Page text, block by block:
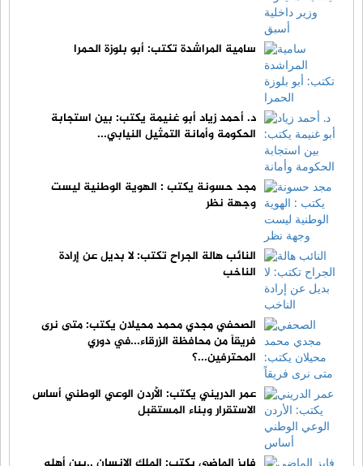
سامية المراشدة تكتب: أبو بلوزة الحمرا
د. أحمد زياد أبو غنيمة يكتب: بين استجابة
الحكومة وأمانة التمثيل النيابي...
مجد حسونة يكتب : الهوية الوطنية ليست
وجهة نظر
النائب هالة الجراح تكتب: لا بديل عن إرادة
الناخب
الصحفي مجدي محمد محيلان يكتب: متى نرى
فريقاً من محافظة الزرقاء...في دوري
المحترفين...؟
عمر الدريني يكتب: الأردن الوعي الوطني أساس
الاستقرار وبناء المستقبل